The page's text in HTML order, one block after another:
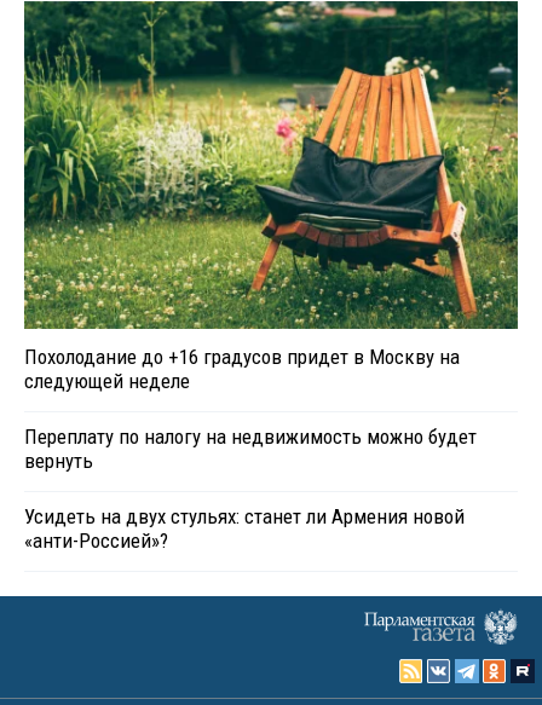
Похолодание до +16 градусов придет в Москву на
следующей неделе
Переплату по налогу на недвижимость можно будет
вернуть
Усидеть на двух стульях: станет ли Армения новой
«анти-Россией»?